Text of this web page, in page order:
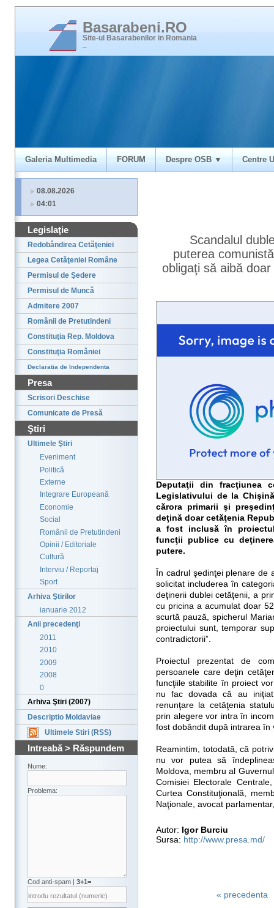
Basarabeni.RO
Site-ul Basarabenilor in Romania
Galeria Multimedia FORUM Despre OSB ▼ Centre
08.08.2026
04:01
Legislaţie
Redobândirea Cetăţeniei
Legea Cetăţeniei Române
Permisul de Şedere
Permisul de Muncă
Admitere 2007
Românii de Pretutindeni
Constituţia Rep. Moldova
Constituţia României
Declaratia de Independenta
Presa
Scrisori Deschise
Comunicate de Presă
Ştiri
Ultimele Ştiri
Eveniment
Politică
Externe
Integrare Europeană
Economie
Social
Românii de Pretutindeni
Opinii / Editoriale
Cultură
Interviu / Reportaj
Sport
Arhiva Ştirilor
ianuarie 2012
Anii precedenţi
2011
2010
2009
2008
0
Arhiva Ştiri (2007)
Descriptio Moldaviae
Ultimele Stiri (RSS)
Intreabă > Răspundem
Nume:
Problema:
Cod anti-spam | 3+1=
Scandalul
puterea
obligaţi să aibă
Deputaţii din fracţiunea
Legislativului de la
cărora primarii şi
deţină doar cetăţenia
a fost inclusă în
funcţii publice cu
putere.
În cadrul şedinţei plenare de
solicitat includerea în
deţinerii dublei cetăţenii, a
cu pricina a acumulat doar
scurtă pauză, spicherul
proiectului sunt, temporar
contradictorii”.
Proiectul prezentat de
persoanele care deţin
funcţiile stabilite în proiect
nu fac dovada că au
renunţare la cetăţenia
prin alegere vor intra în
fost dobândit după intrarea în
Reamintim, totodată, că
nu vor putea să
Moldova, membru al
Comisiei Electorale
Curtea Constituţională,
Naţionale, avocat
Autor: Igor Burciu
Sursa: http://www.presa.md/
« precedenta